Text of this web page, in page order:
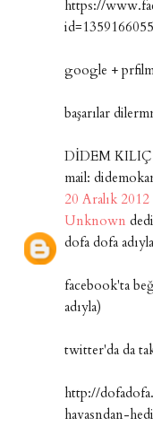
https://
id=1359166055
google +
başarılar
DİDEM KILIÇ
mail:
20 Aralık
Unknown
dofa dofa
facebook'ta
adıyla)
twitter'da da
http://
havasndan-